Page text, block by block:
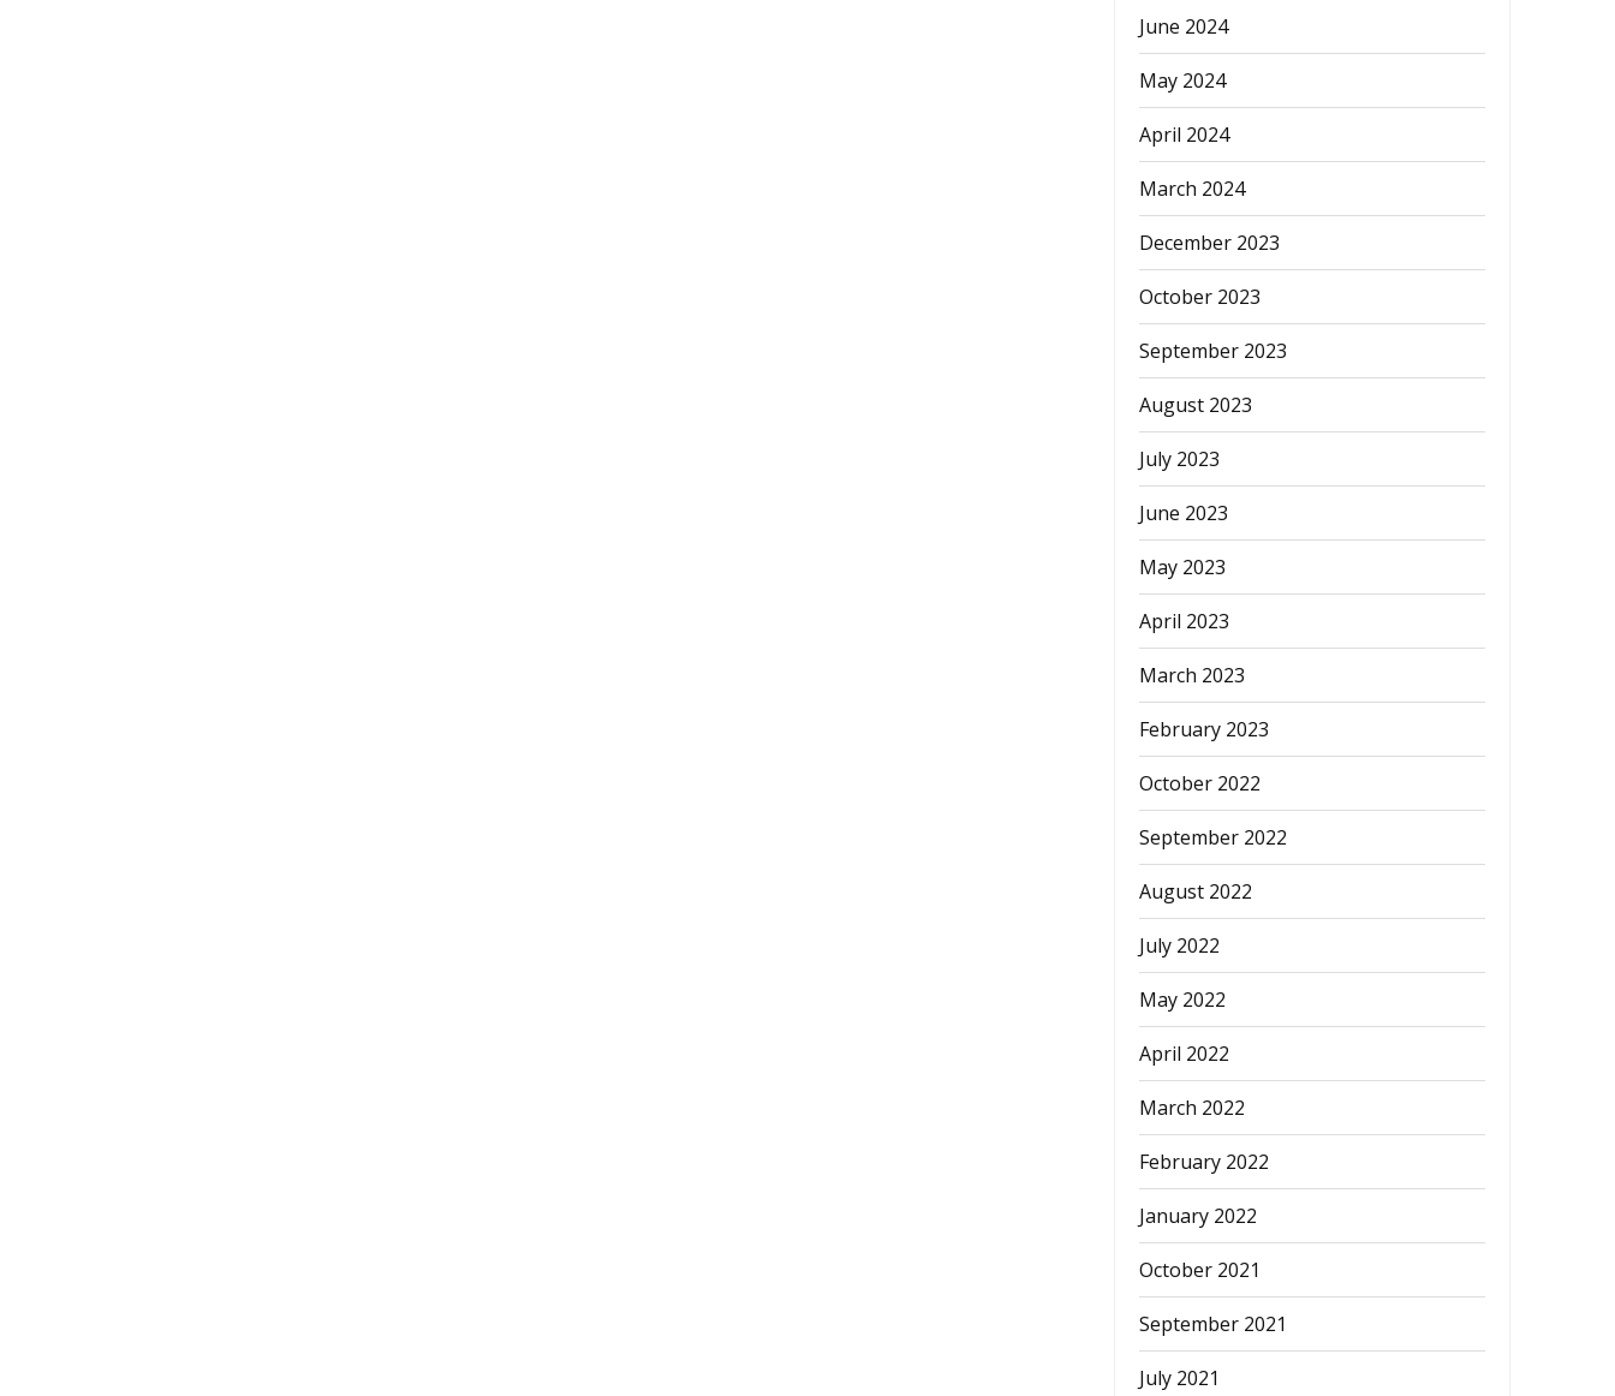
June 2024
May 2024
April 2024
March 2024
December 2023
October 2023
September 2023
August 2023
July 2023
June 2023
May 2023
April 2023
March 2023
February 2023
October 2022
September 2022
August 2022
July 2022
May 2022
April 2022
March 2022
February 2022
January 2022
October 2021
September 2021
July 2021